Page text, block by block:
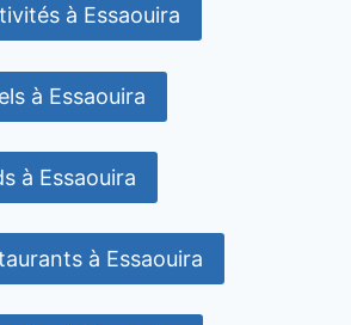
à Essaouira
à Essaouira
à Essaouira
à Essaouira